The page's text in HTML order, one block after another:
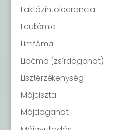
Laktózintolearancia
Leukémia
Limfóma
Lipóma (zsírdaganat)
Lisztérzékenység
Májciszta
Májdaganat